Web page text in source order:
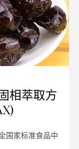
相萃取方
国家标准食品中